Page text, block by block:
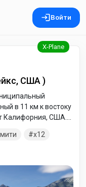
Войти
США )
в 11 км к востоку
Калифорния, США.
используется
регулярные
в сезон
регулярные
x12